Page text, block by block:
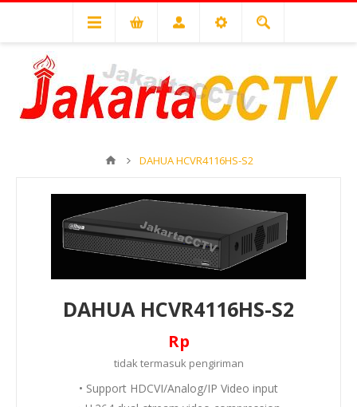
DAHUA HCVR4116HS-S2
DAHUA HCVR4116HS-S2
Rp
tidak termasuk pengiriman
• Support HDCVI/Analog/IP Video input